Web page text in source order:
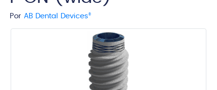
Por AB Dental Devices®